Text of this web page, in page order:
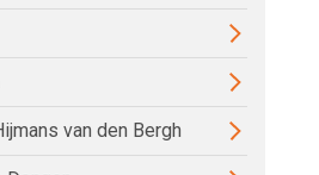
van den Bergh